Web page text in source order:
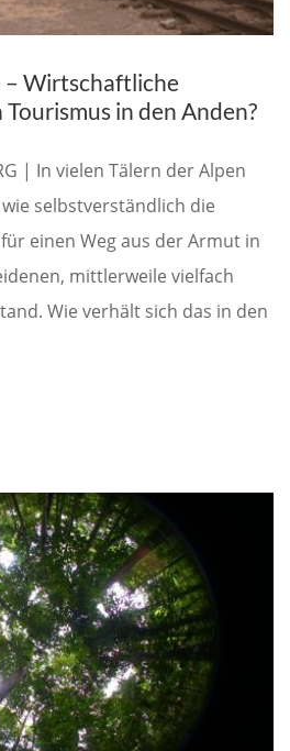
– Wirtschaftliche
in den Anden?
| In vielen Tälern der Alpen
selbstverständlich die
einen Weg aus der Armut in
mittlerweile vielfach
Wie verhält sich das in den